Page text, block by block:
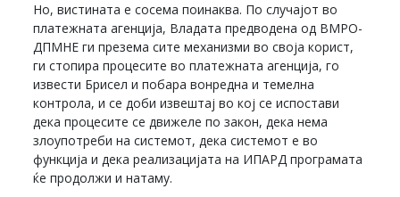
Но, вистината е сосема поинаква. По случајот во
платежната агенција, Владата предводена од ВМРО-
ДПМНЕ ги презема сите механизми во своја корист,
ги стопира процесите во платежната агенција, го
извести Брисел и побара вонредна и темелна
контрола, и се доби извештај во кој се испостави
дека процесите се движеле по закон, дека нема
злоупотреби на системот, дека системот е во
функција и дека реализацијата на ИПАРД програмата
ќе продолжи и натаму.